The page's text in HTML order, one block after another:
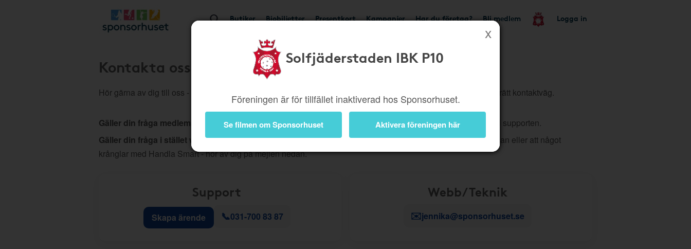
Butiker Biobiljetter Presentkort Kampanjer Har du företag? Bli medlem Logga in
Solfjäderstaden IBK P10
Föreningen är för tillfället inaktiverad hos Sponsorhuset.
Se filmen om Sponsorhuset Aktivera föreningen här
Kontakta oss
Hör gärna av dig till oss - vi hjälper dig snabbt vidare. För att du ska få rätt hjälp direkt är det viktigt att du väljer rätt kontaktväg.
Gäller din fråga medlemskap, köp, beställningar eller andra kundserviceärenden?Skapa då ett ärende till supporten.
Gäller din fråga i stället webb eller teknik- till exempel problem i appen, en länk som inte fungerar på hemsidan eller att något
krånglar med Handla Smart - hör av dig på mejlen nedan.
Support
Skapa ärende 📞031-700 83 87
Webb/Teknik
✉️jennika@sponsorhuset.se